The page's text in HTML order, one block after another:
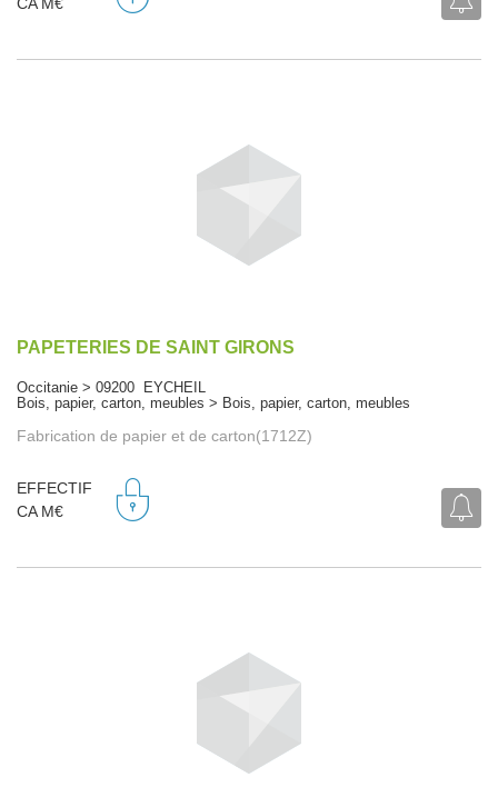
CA M€
PAPETERIES DE SAINT GIRONS
Occitanie > 09200 EYCHEIL
Bois, papier, carton, meubles > Bois, papier, carton, meubles
Fabrication de papier et de carton(1712Z)
EFFECTIF
CA M€